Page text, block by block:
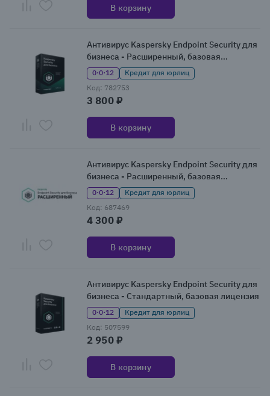
В корзину
Антивирус Kaspersky Endpoint Security для
бизнеса - Расширенный, базовая
лицензия
0·0·12
Кредит для юрлиц
Код: 782753
3 800 ₽
В корзину
Антивирус Kaspersky Endpoint Security для
бизнеса - Расширенный, базовая
лицензия (KL4867RARFS)
0·0·12
Кредит для юрлиц
Код: 687469
4 300 ₽
В корзину
Антивирус Kaspersky Endpoint Security для
бизнеса - Стандартный, базовая лицензия
0·0·12
Кредит для юрлиц
Код: 507599
2 950 ₽
В корзину